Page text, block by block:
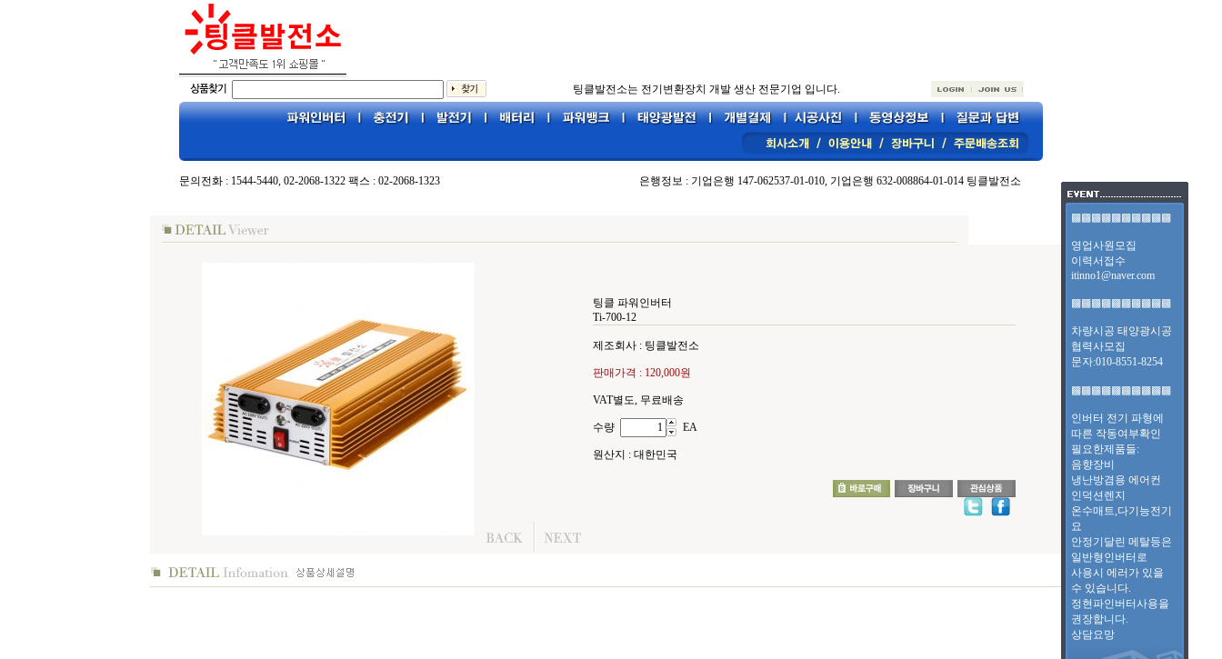
팅클발전소는 전기변환장치 개발 생산 전문기업 입니다.
문의전화 : 1544-5440, 02-2068-1322 팩스 : 02-2068-1323 은행정보 : 기업은행 147-062537-01-010, 기업은행 632-008864-01-014 팅클발전소
팅클 파워인버터
Ti-700-12
제조회사 : 팅클발전소
판매가격 : 120,000원
VAT별도, 무료배송
수량 EA
원산지 : 대한민국
▩▩▩▩▩▩▩▩▩▩
영업사원모집
이력서접수
itinno1@naver.com
▩▩▩▩▩▩▩▩▩▩
차량시공 태양광시공
협력사모집
문자:010-8551-8254
▩▩▩▩▩▩▩▩▩▩
인버터 전기 파형에
따른 작동여부확인
필요한제품들:
음향장비
냉난방겸용 에어컨
인덕션렌지
온수매트,다기능전기
요
안정기달린 메탈등은
일반형인버터로
사용시 에러가 있을
수 있습니다.
정현파인버터사용을
권장합니다.
상담요망